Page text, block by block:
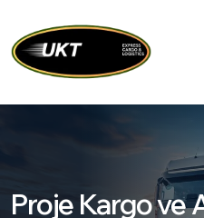
Proje Kargo ve